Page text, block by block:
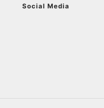
Social Media